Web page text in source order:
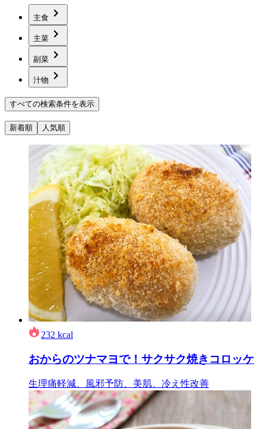
主食
主菜
副菜
汁物
すべての検索条件を表示
新着順 人気順
232 kcal
おからのツナマヨで！サクサク焼きコロッケ
生理痛軽減、風邪予防、美肌、冷え性改善